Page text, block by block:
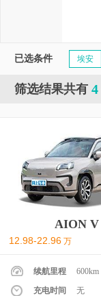
已选条件 埃安
筛选结果共有 4
AION V
12.98-22.96 万
续航里程
600km
充电时间
无